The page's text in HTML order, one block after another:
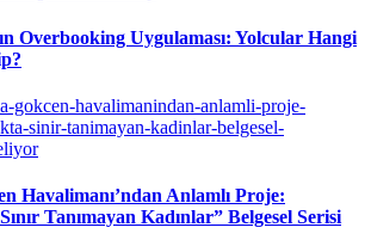
Overbooking Uygulaması: Yolcular Hangi
Havalimanı’ndan Anlamlı Proje:
Tanımayan Kadınlar” Belgesel Serisi